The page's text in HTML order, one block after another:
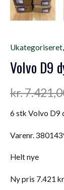
Ukategoriseret,
Volvo D9
kr.
6 stk Volvo D9
Varenr.
Helt nye
Ny pris 7.421